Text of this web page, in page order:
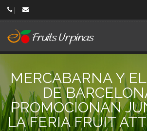
MERCABARNA Y
DE
PROMOCIONAN
LA FERIA FRUIT